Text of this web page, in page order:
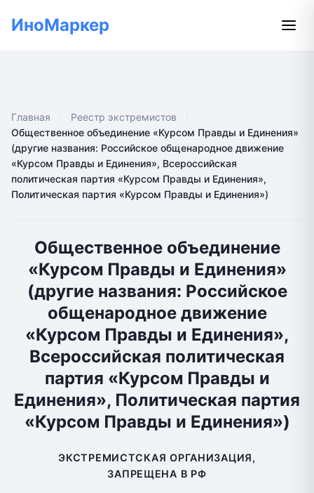
ИноМаркер
Главная
Реестр экстремистов
Общественное объединение «Курсом Правды и Единения»
(другие названия: Российское общенародное движение
«Курсом Правды и Единения», Всероссийская
политическая партия «Курсом Правды и Единения»,
Политическая партия «Курсом Правды и Единения»)
Общественное объединение
«Курсом Правды и Единения»
(другие названия: Российское
общенародное движение
«Курсом Правды и Единения»,
Всероссийская политическая
партия «Курсом Правды и
Единения», Политическая партия
«Курсом Правды и Единения»)
ЭКСТРЕМИСТСКАЯ ОРГАНИЗАЦИЯ,
ЗАПРЕЩЕНА В РФ